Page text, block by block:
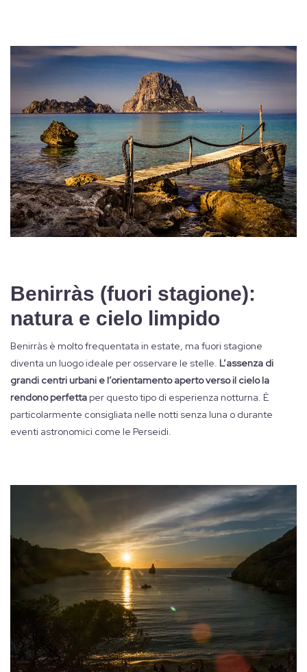
Benirràs (fuori stagione):
natura e cielo limpido
Benirràs è molto frequentata in estate, ma fuori stagione
diventa un luogo ideale per osservare le stelle. L’assenza di
grandi centri urbani e l’orientamento aperto verso il cielo la
rendono perfetta per questo tipo di esperienza notturna. È
particolarmente consigliata nelle notti senza luna o durante
eventi astronomici come le Perseidi.